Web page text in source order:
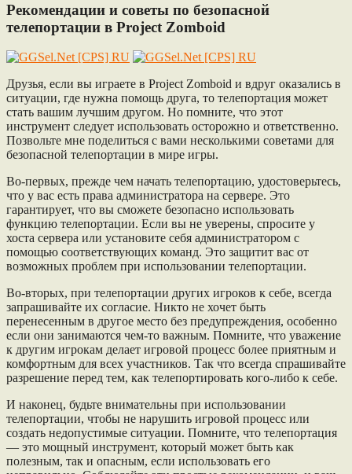
Рекомендации и советы по безопасной
телепортации в Project Zomboid
Друзья, если вы играете в Project Zomboid и вдруг оказались в
ситуации, где нужна помощь друга, то телепортация может
стать вашим лучшим другом. Но помните, что этот
инструмент следует использовать осторожно и ответственно.
Позвольте мне поделиться с вами несколькими советами для
безопасной телепортации в мире игры.
Во-первых, прежде чем начать телепортацию, удостоверьтесь,
что у вас есть права администратора на сервере. Это
гарантирует, что вы сможете безопасно использовать
функцию телепортации. Если вы не уверены, спросите у
хоста сервера или установите себя администратором с
помощью соответствующих команд. Это защитит вас от
возможных проблем при использовании телепортации.
Во-вторых, при телепортации других игроков к себе, всегда
запрашивайте их согласие. Никто не хочет быть
перенесенным в другое место без предупреждения, особенно
если они занимаются чем-то важным. Помните, что уважение
к другим игрокам делает игровой процесс более приятным и
комфортным для всех участников. Так что всегда спрашивайте
разрешение перед тем, как телепортировать кого-либо к себе.
И наконец, будьте внимательны при использовании
телепортации, чтобы не нарушить игровой процесс или
создать недопустимые ситуации. Помните, что телепортация
— это мощный инструмент, который может быть как
полезным, так и опасным, если использовать его